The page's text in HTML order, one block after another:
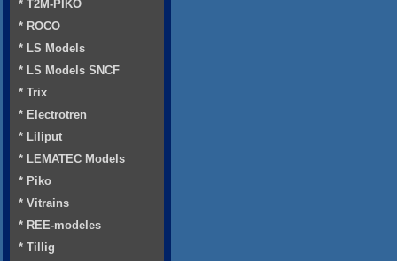
* T2M-PIKO
* ROCO
* LS Models
* LS Models SNCF
* Trix
* Electrotren
* Liliput
* LEMATEC Models
* Piko
* Vitrains
* REE-modeles
* Tillig